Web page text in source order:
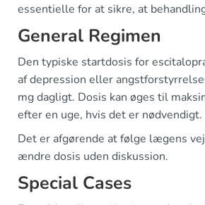
essentielle for at sikre, at
General Regimen
Den typiske startdosis for
af depression eller
mg dagligt. Dosis kan øges til
efter en uge, hvis det er nødvendigt.
Det er afgørende at følge lægens
ændre dosis uden diskussion.
Special Cases